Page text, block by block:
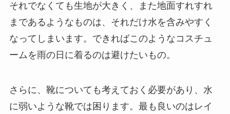
それでなくても生地が大きく、また地面すれすれ
まであるようなものは、それだけ水を含みやすく
なってしまいます。できればこのようなコスチュ
ームを雨の日に着るのは避けたいもの。
さらに、靴についても考えておく必要があり、水
に弱いような靴では困ります。最も良いのはレイ